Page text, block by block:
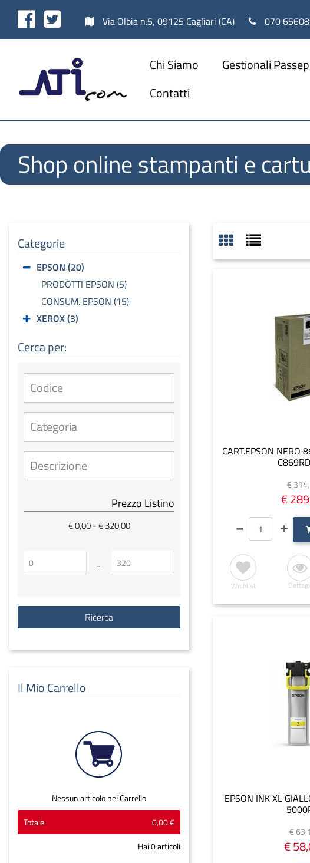
FacebookTwitter Via Olbia n.5, 09125 Cagliari (CA) 070
Chi Siamo Gestionali
Contatti
Shop online stampanti e
Categorie
EPSON (20)
PRODOTTI EPSON (5)
CONSUM. EPSON (15)
XEROX (3)
Cerca per:
Prezzo Listino
€ 0,00 - € 320,00
Prezzo minimo - Prezzo massimo
Il Mio Carrello
Nessun articolo nel Carrello
Hai0articoli
Totale: 0,00 €
CART.EPSON NERO
€
€
Wishlist
EPSON INK XL
€
€